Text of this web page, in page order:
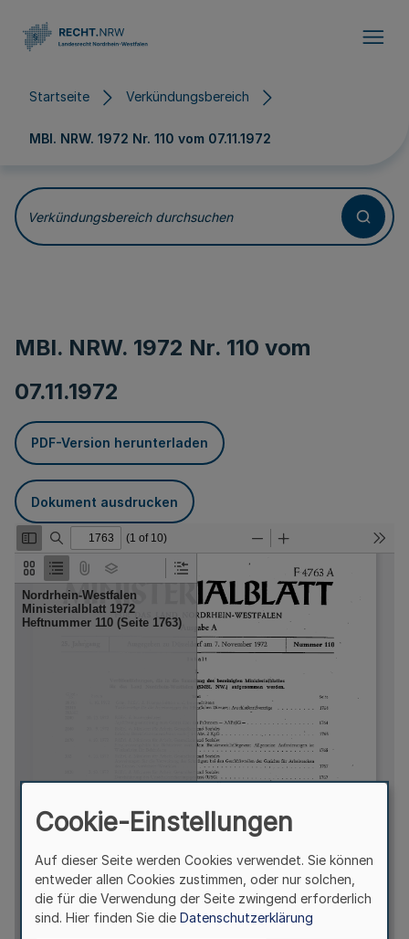
Startseite Verkündungsbereich
MBl. NRW. 1972 Nr. 110 vom 07.11.1972
Verkündungsbereich durchsuchen
MBl. NRW. 1972 Nr. 110 vom
07.11.1972
PDF-Version herunterladen
Dokument ausdrucken
Cookie-Einstellungen
Auf dieser Seite werden Cookies verwendet. Sie können
entweder allen Cookies zustimmen, oder nur solchen,
die für die Verwendung der Seite zwingend erforderlich
sind. Hier finden Sie die Datenschutzerklärung